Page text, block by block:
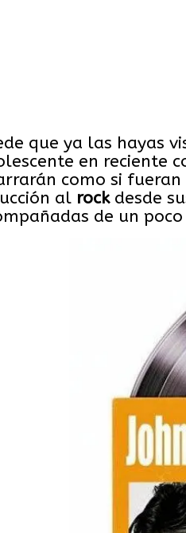
que ya las hayas
en reciente
como si
al rockdesde
de un